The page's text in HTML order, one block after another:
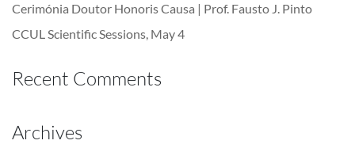
Cerimónia Doutor Honoris Causa | Prof. Fausto J. Pinto
CCUL Scientific Sessions, May 4
Recent Comments
Archives